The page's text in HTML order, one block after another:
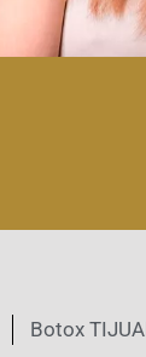
Botox